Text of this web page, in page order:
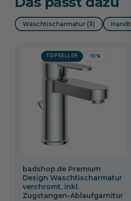
Waschtischarmatur (3)
TOPSELLER -10%
badshop.de Premium
Design Waschtischarmatur
verchromt, inkl.
Zugstangen-Ablaufgarnitur